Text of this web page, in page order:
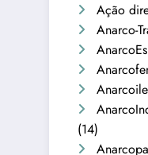
Ação
Anarco-
(14)